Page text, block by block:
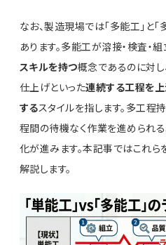
なお、製造現場では「多能工」と
あります。多能工が溶接・検査・
スキルを持つ概念であるのに対
仕上げといった連続する工程を
するスタイルを指します。多工程
程間の待機なく作業を進められる
化が進みます。本記事ではこれら
解説します。